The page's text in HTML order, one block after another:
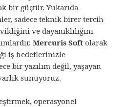
bir güçtür. Yukarıda
sadece teknik birer tercih
ve dayanıklılığını
Mercuris Soft olarak
iş hedeflerinizle
bir yazılım değil, yaşayan
sunuyoruz.
operasyonel